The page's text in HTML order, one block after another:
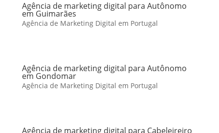
Agência de marketing digital para Autônomo
em Guimarães
Agência de Marketing Digital em Portugal
Agência de marketing digital para Autônomo
em Gondomar
Agência de Marketing Digital em Portugal
Agência de marketing digital para Cabeleireiro